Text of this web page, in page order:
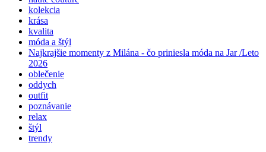
kolekcia
krása
kvalita
móda a štýl
Najkrajšie momenty z Milána - čo priniesla móda na Jar /Leto
2026
oblečenie
oddych
outfit
poznávanie
relax
štýl
trendy